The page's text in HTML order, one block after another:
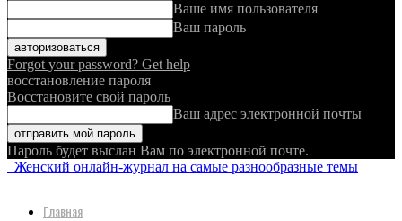
Ваше имя пользователя
Ваш пароль
Forgot your password? Get help
восстановление пароля
Восстановите свой пароль
Ваш адрес электронной почты
Пароль будет выслан Вам по электронной почте.
Женский онлайн-журнал на самые разнообразные темы
Главная